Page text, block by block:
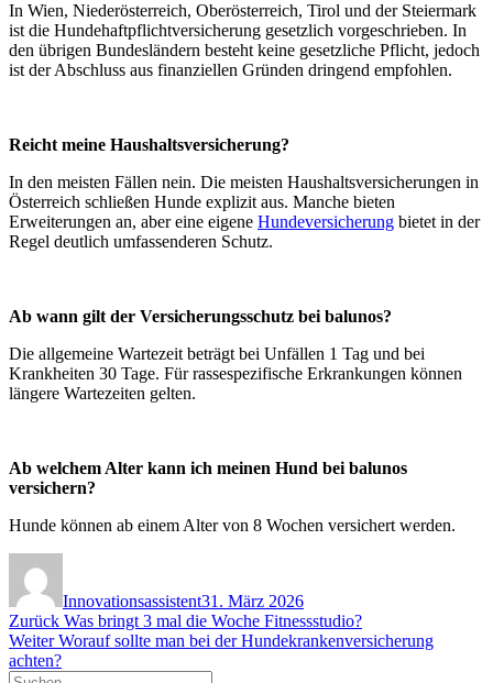
In Wien, Niederösterreich, Oberösterreich, Tirol und der Steiermark
ist die Hundehaftpflichtversicherung gesetzlich vorgeschrieben. In
den übrigen Bundesländern besteht keine gesetzliche Pflicht, jedoch
ist der Abschluss aus finanziellen Gründen dringend empfohlen.
Reicht meine Haushaltsversicherung?
In den meisten Fällen nein. Die meisten Haushaltsversicherungen in
Österreich schließen Hunde explizit aus. Manche bieten
Erweiterungen an, aber eine eigene Hundeversicherung bietet in der
Regel deutlich umfassenderen Schutz.
Ab wann gilt der Versicherungsschutz bei balunos?
Die allgemeine Wartezeit beträgt bei Unfällen 1 Tag und bei
Krankheiten 30 Tage. Für rassespezifische Erkrankungen können
längere Wartezeiten gelten.
Ab welchem Alter kann ich meinen Hund bei balunos
versichern?
Hunde können ab einem Alter von 8 Wochen versichert werden.
Innovationsassistent31. März 2026
Beitragsnavigation
Zurück Vorheriger
Beitrag:
Was bringt 3 mal die Woche Fitnessstudio?
Weiter Nächster
Beitrag:
Worauf sollte man bei der Hundekrankenversicherung
achten?